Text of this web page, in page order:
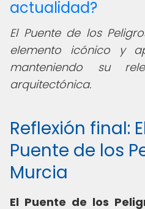
actualidad?
El Puente de los
elemento icónico y
manteniendo su
arquitectónica.
Reflexión final:
Puente de los
Murcia
El Puente de los